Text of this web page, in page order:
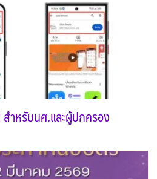
ำหรับนศ.และผู้ปกครอง